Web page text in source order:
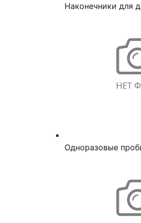
Наконечники для
Одноразовые